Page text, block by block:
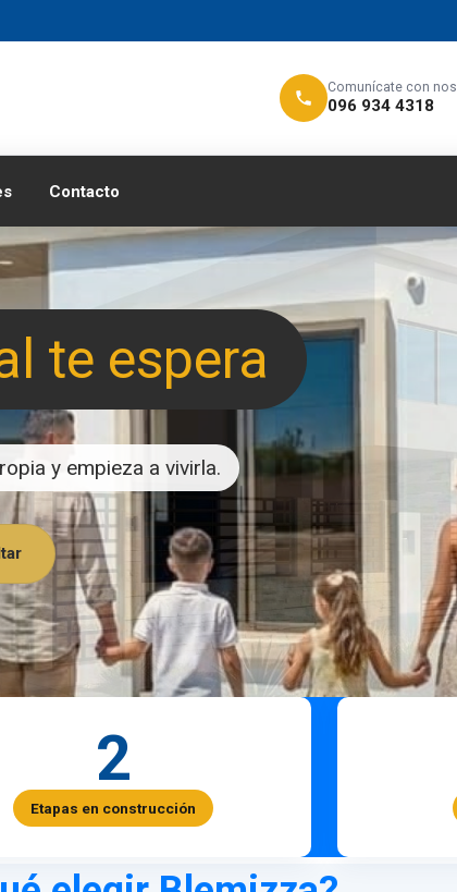
Comunícate con
096 934 4318
Contacto
te espera
y empieza a vivirla.
2
Etapas en construcción